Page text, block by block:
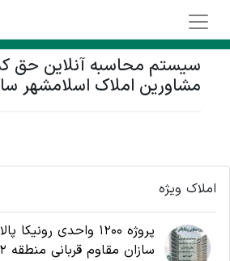
سیستم محاسبه آنلاین حق
مشاورین املاک اسلامشهر سال
املاک ویژه
پروژه 1200 واحدی
سازان مقاوم قربانی منطقه 22